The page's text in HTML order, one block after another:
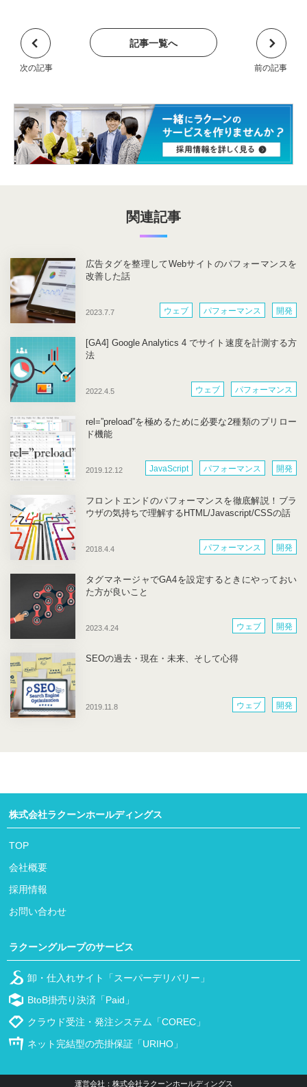
記事一覧へ
関連記事
2023.7.7
広告タグを整理してWebサイトのパフォーマンスを
改善した話
ウェブ パフォーマンス 開発
2022.4.5
[GA4] Google Analytics 4 でサイト速度を計測する方
法
ウェブ パフォーマンス
2019.12.12
rel=”preload”を極めるために必要な2種類のプリロー
ド機能
JavaScript パフォーマンス 開発
2018.4.4
フロントエンドのパフォーマンスを徹底解説！ブラ
ウザの気持ちで理解するHTML/Javascript/CSSの話
パフォーマンス 開発
2023.4.24
タグマネージャでGA4を設定するときにやっておい
た方が良いこと
ウェブ 開発
2019.11.8
SEOの過去・現在・未来、そして心得
ウェブ 開発
株式会社ラクーンホールディングス
TOP
会社概要
採用情報
お問い合わせ
ラクーングループのサービス
卸・仕入れサイト「スーパーデリバリー」
BtoB掛売り決済「Paid」
クラウド受注・発注システム「COREC」
ネット完結型の売掛保証「URIHO」
運営会社：株式会社ラクーンホールディングス